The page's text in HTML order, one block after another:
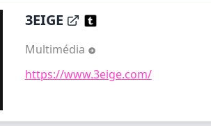
3EIGE
Multimédia
https://www.3eige.com/